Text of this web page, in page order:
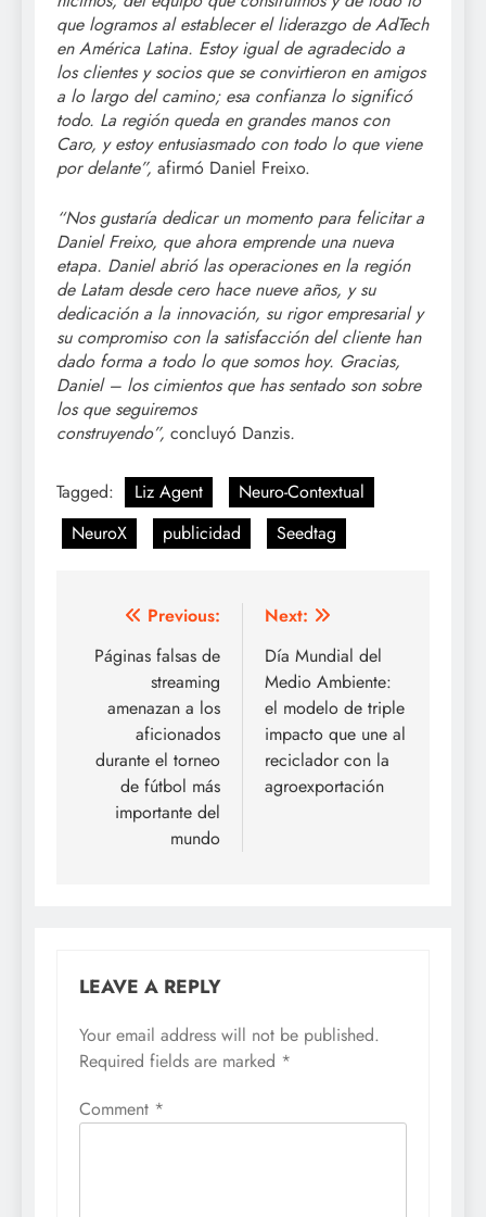
que logramos al establecer el liderazgo de AdTech
en América Latina. Estoy igual de agradecido a
los clientes y socios que se convirtieron en amigos
a lo largo del camino; esa confianza lo significó
todo. La región queda en grandes manos con
Caro, y estoy entusiasmado con todo lo que viene
por delante”, afirmó Daniel Freixo.
“Nos gustaría dedicar un momento para felicitar a
Daniel Freixo, que ahora emprende una nueva
etapa. Daniel abrió las operaciones en la región
de Latam desde cero hace nueve años, y su
dedicación a la innovación, su rigor empresarial y
su compromiso con la satisfacción del cliente han
dado forma a todo lo que somos hoy. Gracias,
Daniel – los cimientos que has sentado son sobre
los que seguiremos
construyendo”, concluyó Danzis.
Tagged: Liz Agent
Neuro-Contextual
NeuroX
publicidad Seedtag
Post
navigation
Previous:
Páginas falsas de
streaming
amenazan a los
aficionados
durante el torneo
de fútbol más
importante del
mundo
Next:
Día Mundial del
Medio Ambiente:
el modelo de triple
impacto que une al
reciclador con la
agroexportación
LEAVE A REPLY
Your email address will not be published.
Required fields are marked *
Comment *